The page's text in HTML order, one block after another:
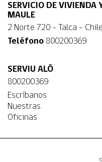
SERVICIO DE VIVIENDA
MAULE
2 Norte 720 - Talca - Chile
Teléfono 800200369
SERVIU ALÓ
800200369
Escríbanos
Nuestras
Oficinas